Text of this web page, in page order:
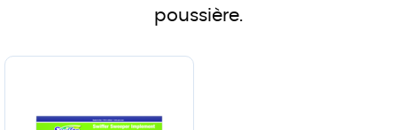
poussière.